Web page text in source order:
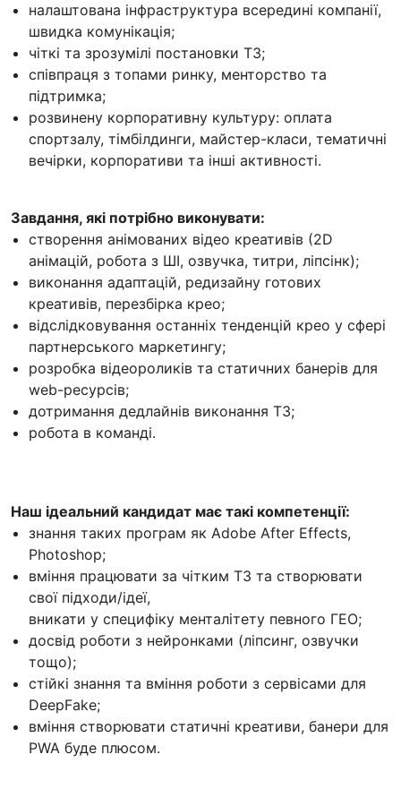
налаштована інфраструктура всередині компанії,
швидка комунікація;
чіткі та зрозумілі постановки ТЗ;
співпраця з топами ринку, менторство та
підтримка;
розвинену корпоративну культуру: оплата
спортзалу, тімбілдинги, майстер-класи, тематичні
вечірки, корпоративи та інші активності.
Завдання, які потрібно виконувати:
створення анімованих відео креативів (2D
анімацій, робота з ШІ, озвучка, титри, ліпсінк);
виконання адаптацій, редизайну готових
креативів, перезбірка крео;
відслідковування останніх тенденцій крео у сфері
партнерського маркетингу;
розробка відеороликів та статичних банерів для
web-ресурсів;
дотримання дедлайнів виконання ТЗ;
робота в команді.
Наш ідеальний кандидат має такі компетенції:
знання таких програм як Adobe After Effects,
Photoshop;
вміння працювати за чітким ТЗ та створювати
свої підходи/ідеї,
вникати у специфіку менталітету певного ГЕО;
досвід роботи з нейронками (ліпсинг, озвучки
тощо);
стійкі знання та вміння роботи з сервісами для
DeepFake;
вміння створювати статичні креативи, банери для
PWA буде плюсом.